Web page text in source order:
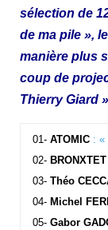
sélection de
de ma pile », l
manière plus
coup de
Thierry Giard »
01- ATOMIC : «
02- BRONXTET
03- Théo
04- Michel
05- Gabor